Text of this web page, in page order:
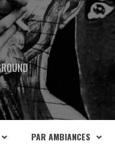
PAR AMBIANCES